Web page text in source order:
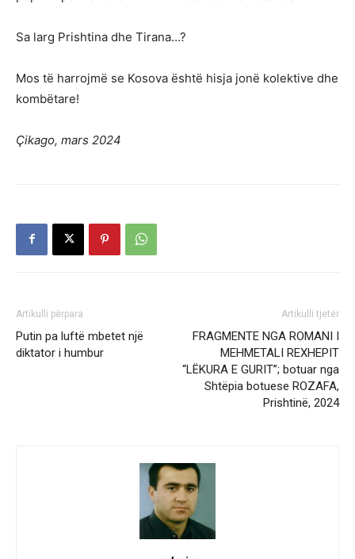
Sa larg Prishtina dhe Tirana…?
Mos të harrojmë se Kosova është hisja jonë kolektive dhe
kombëtare!
Çikago, mars 2024
Artikulli përpara
Putin pa luftë mbetet një
diktator i humbur
Artikulli tjetër
FRAGMENTE NGA ROMANI I
MEHMETALI REXHEPIT
“LËKURA E GURIT”; botuar nga
Shtëpia botuese ROZAFA,
Prishtinë, 2024